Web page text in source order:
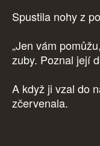
Spustila nohy z
„Jen vám
zuby. Poznal její
A když ji vzal do
zčervenala.